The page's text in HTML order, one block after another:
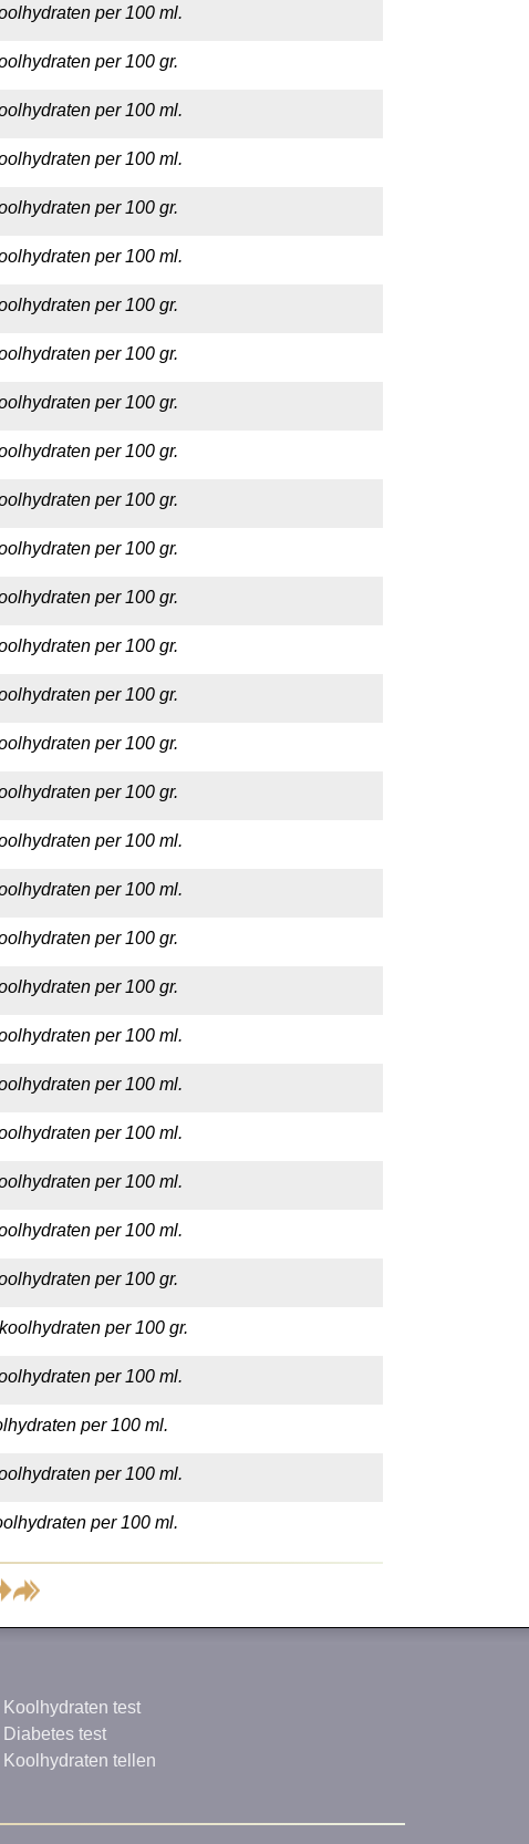
per 100 ml.
per 100 gr.
per 100 ml.
per 100 ml.
per 100 gr.
per 100 ml.
per 100 gr.
per 100 gr.
per 100 gr.
per 100 gr.
per 100 gr.
per 100 gr.
per 100 gr.
per 100 gr.
per 100 gr.
per 100 gr.
per 100 gr.
per 100 ml.
per 100 ml.
per 100 gr.
per 100 gr.
per 100 ml.
per 100 ml.
per 100 ml.
per 100 ml.
per 100 ml.
per 100 gr.
per 100 gr.
per 100 ml.
per 100 ml.
per 100 ml.
per 100 ml.
Koolhydraten test
Diabetes test
Koolhydraten tellen